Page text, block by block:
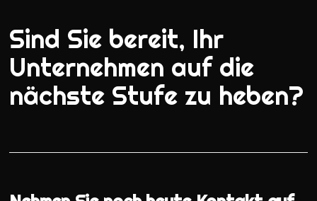
Sind Sie bereit, Ihr
Unternehmen auf die
nächste Stufe zu heben?